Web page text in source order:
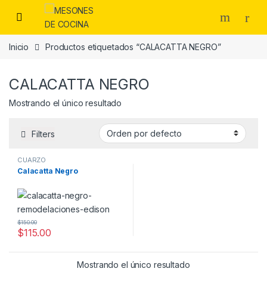
Skip to navigation
Skip to content
Inicio Productos etiquetados “CALACATTA NEGRO”
CALACATTA NEGRO
Mostrando el único resultado
Filters
CUARZO
Calacatta Negro
$115.00
$150.00
Mostrando el único resultado